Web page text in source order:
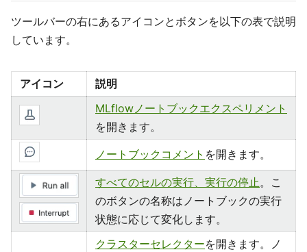
ツールバーの右にあるアイコンとボタンを以下の表で説明
しています。
アイコン
説明
MLflowノートブックエクスペリメント
を開きます。
ノートブックコメント を開きます。
すべてのセルの実行、実行の停止。こ
のボタンの名称はノートブックの実行
状態に応じて変化します。
クラスターセレクターを開きます。ノ